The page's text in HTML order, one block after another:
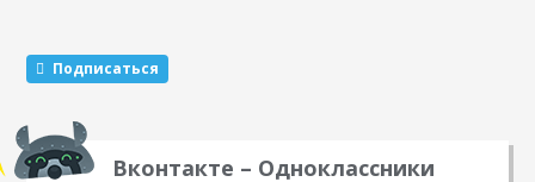
механики, которые маркетологи советуют чередовать…
Подписаться
Вконтакте – Одноклассники